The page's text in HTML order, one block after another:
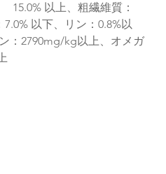
15.0% 以上、粗繊維質：
以下、リン：0.8%以
：2790mg/kg以上、オメガ